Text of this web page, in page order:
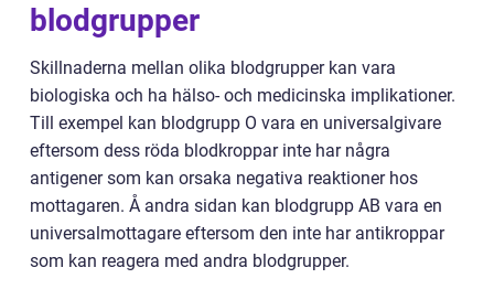
blodgrupper
Skillnaderna mellan olika blodgrupper kan vara
biologiska och ha hälso- och medicinska implikationer.
Till exempel kan blodgrupp O vara en universalgivare
eftersom dess röda blodkroppar inte har några
antigener som kan orsaka negativa reaktioner hos
mottagaren. Å andra sidan kan blodgrupp AB vara en
universalmottagare eftersom den inte har antikroppar
som kan reagera med andra blodgrupper.